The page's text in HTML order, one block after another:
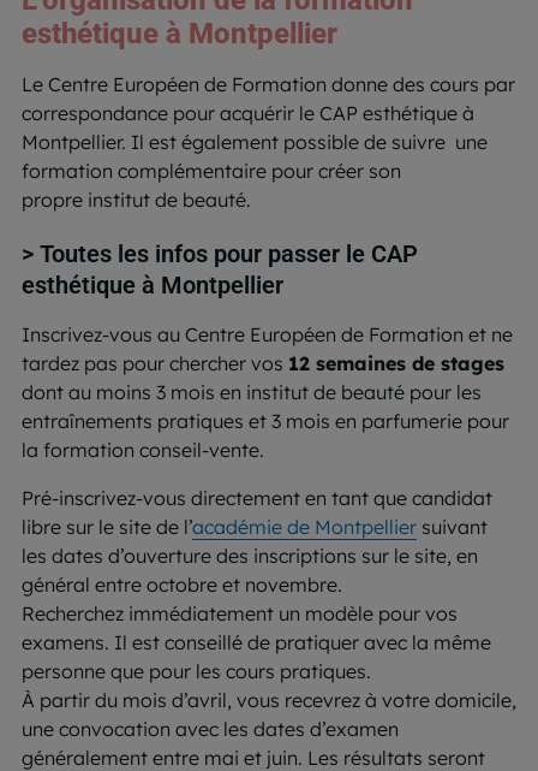
esthétique à Montpellier
Le Centre Européen de Formation donne des cours par
correspondance pour acquérir le CAP esthétique à
Montpellier. Il est également possible de suivre une
formation complémentaire pour créer son
propre institut de beauté.
> Toutes les infos pour passer le CAP
esthétique à Montpellier
Inscrivez-vous au Centre Européen de Formation et ne
tardez pas pour chercher vos 12 semaines de stages
dont au moins 3 mois en institut de beauté pour les
entraînements pratiques et 3 mois en parfumerie pour
la formation conseil-vente.
Pré-inscrivez-vous directement en tant que candidat
libre sur le site de l’académie de Montpellier suivant
les dates d’ouverture des inscriptions sur le site, en
général entre octobre et novembre.
Recherchez immédiatement un modèle pour vos
examens. Il est conseillé de pratiquer avec la même
personne que pour les cours pratiques.
À partir du mois d’avril, vous recevrez à votre domicile,
une convocation avec les dates d’examen
généralement entre mai et juin. Les résultats seront